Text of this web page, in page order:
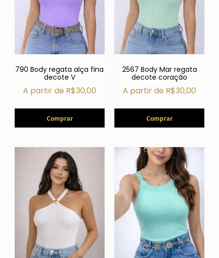
790 Body regata alça fina
decote V
A partir de R$30,00
Comprar
2567 Body Mar regata
decote coração
A partir de R$30,00
Comprar